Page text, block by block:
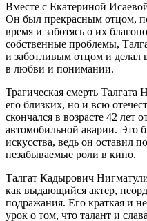
Вместе с Екатериной
Он был прекрасным отцом,
время и заботясь о их
собственные проблемы,
и заботливым отцом и делал
в любви и понимании.
Трагическая смерть Талгата
его близких, но и всю
скончался в возрасте 42 лет
автомобильной аварии. Это
искусства, ведь он оставил
незабываемые роли в кино.
Талгат Кадырович
как выдающийся актер,
подражания. Его краткая и
урок о том, что талант и